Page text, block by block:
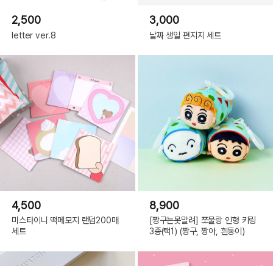
2,500
letter ver.8
3,000
날짜 생일 편지지 세트
4,500
미스타이니 떡메모지 랜덤200매
세트
8,900
[짱구는못말려] 쪼물랑 인형 키링
3종(택1) (짱구, 짱아, 흰둥이)